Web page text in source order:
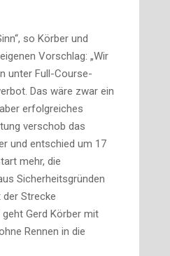
so Körber und
Vorschlag: „Wir
unter Full-Course-
Das wäre zwar ein
erfolgreiches
verschob das
und entschied um 17
mehr, die
Sicherheitsgründen
der Strecke
Gerd Körber mit
Rennen in die